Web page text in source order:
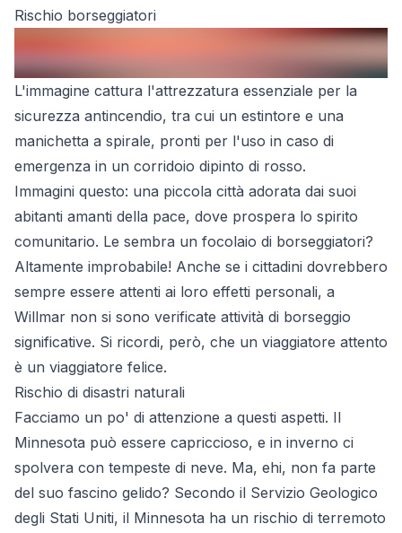
Rischio borseggiatori
L'immagine cattura l'attrezzatura essenziale per la
sicurezza antincendio, tra cui un estintore e una
manichetta a spirale, pronti per l'uso in caso di
emergenza in un corridoio dipinto di rosso.
Immagini questo: una piccola città adorata dai suoi
abitanti amanti della pace, dove prospera lo spirito
comunitario. Le sembra un focolaio di borseggiatori?
Altamente improbabile! Anche se i cittadini dovrebbero
sempre essere attenti ai loro effetti personali, a
Willmar non si sono verificate attività di borseggio
significative. Si ricordi, però, che un viaggiatore attento
è un viaggiatore felice.
Rischio di disastri naturali
Facciamo un po' di attenzione a questi aspetti. Il
Minnesota può essere capriccioso, e in inverno ci
spolvera con tempeste di neve. Ma, ehi, non fa parte
del suo fascino gelido? Secondo il Servizio Geologico
degli Stati Uniti, il Minnesota ha un rischio di terremoto